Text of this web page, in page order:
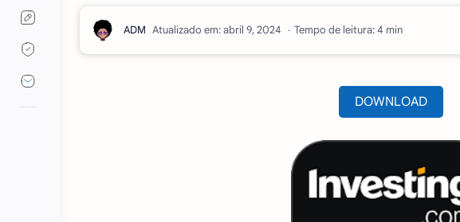
Atualizado em: Tempo de leitura: 4 min
DOWNLOAD